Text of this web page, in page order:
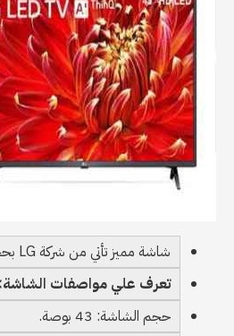
شاشة مميز تأتي من شركة LG بحجم 43 بوصة.
تعرف علي مواصفات الشاشة>
حجم الشاشة: 43 بوصة.